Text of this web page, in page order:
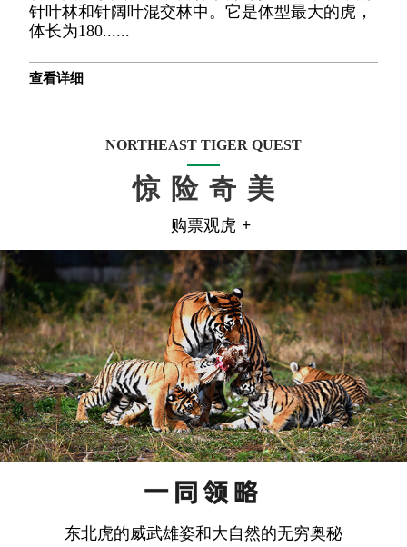
针叶林和针阔叶混交林中。它是体型最大的虎，
体长为180......
查看详细
NORTHEAST TIGER QUEST
惊险奇美
东北虎的威武雄姿和大自然的无穷奥秘